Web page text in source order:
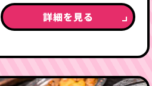
詳細を見る